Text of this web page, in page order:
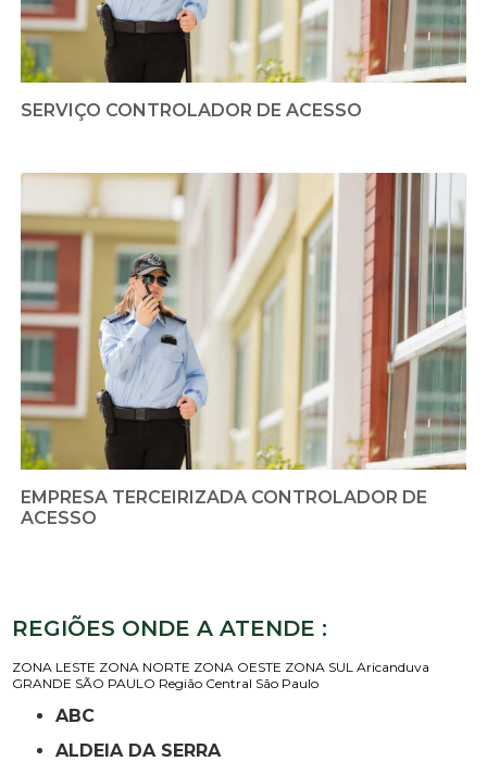
SERVIÇO CONTROLADOR DE ACESSO
EMPRESA TERCEIRIZADA CONTROLADOR DE
ACESSO
REGIÕES ONDE A ATENDE :
ZONA LESTE ZONA NORTE ZONA OESTE ZONA SUL Aricanduva
GRANDE SÃO PAULO Região Central São Paulo
ABC
ALDEIA DA SERRA